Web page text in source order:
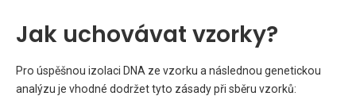
Jak uchovávat vzorky?
Pro úspěšnou izolaci DNA ze vzorku a následnou genetickou
analýzu je vhodné dodržet tyto zásady při sběru vzorků: